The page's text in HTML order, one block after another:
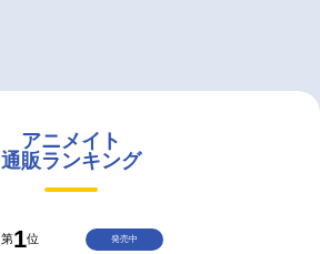
アニメイト
通販ランキング
第1位 発売中